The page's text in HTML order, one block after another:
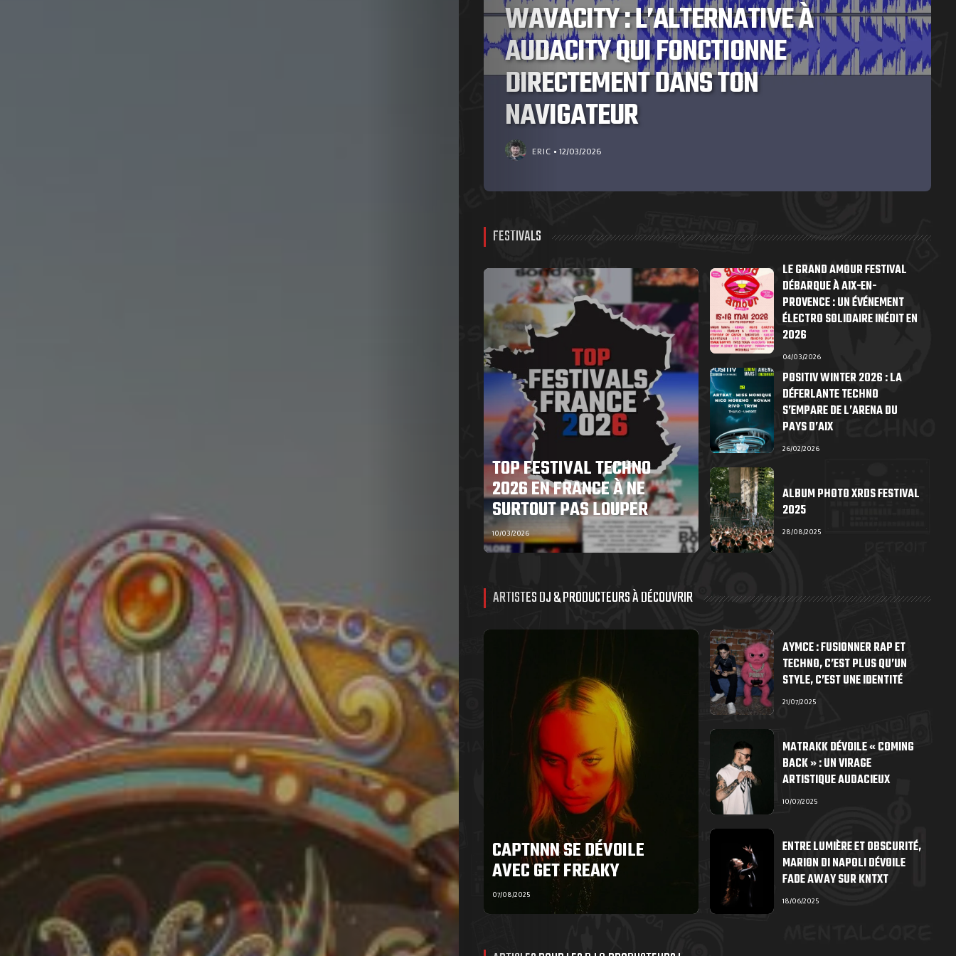
WAVACITY : L’ALTERNATIVE À
AUDACITY QUI FONCTIONNE
DIRECTEMENT DANS TON
NAVIGATEUR
ERIC 12/03/2026
FESTIVALS
TOP FESTIVAL TECHNO
2026 EN FRANCE À NE
SURTOUT PAS LOUPER
10/03/2026
LE GRAND AMOUR FESTIVAL
DÉBARQUE À AIX-EN-
PROVENCE : UN ÉVÉNEMENT
ÉLECTRO SOLIDAIRE INÉDIT EN
2026
04/03/2026
POSITIV WINTER 2026 : LA
DÉFERLANTE TECHNO
S’EMPARE DE L’ARENA DU
PAYS D’AIX
26/02/2026
ALBUM PHOTO XRDS FESTIVAL
2025
28/08/2025
ARTISTES DJ & PRODUCTEURS À DÉCOUVRIR
CAPTNNN SE DÉVOILE
AVEC GET FREAKY
07/08/2025
AYMCE : FUSIONNER RAP ET
TECHNO, C’EST PLUS QU’UN
STYLE, C’EST UNE IDENTITÉ
21/07/2025
MATRAKK DÉVOILE « COMING
BACK » : UN VIRAGE
ARTISTIQUE AUDACIEUX
10/07/2025
ENTRE LUMIÈRE ET OBSCURITÉ,
MARION DI NAPOLI DÉVOILE
FADE AWAY SUR KNTXT
18/06/2025